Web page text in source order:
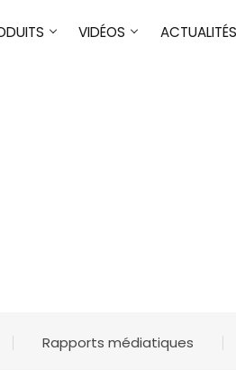
VIDÉOS ACTUALITÉS
Rapports médiatiques